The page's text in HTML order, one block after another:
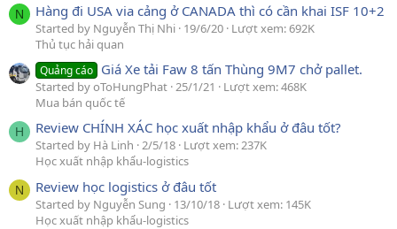
N Hàng đi USA via cảng ở CANADA thì có cần khai ISF 10+2
Started by Nguyễn Thị Nhi 19/6/20 Lượt xem: 692K
Thủ tục hải quan
Quảng cáo Giá Xe tải Faw 8 tấn Thùng 9M7 chở pallet.
Started by oToHungPhat 25/1/21
Lượt xem: 468K
Mua bán quốc tế
H Review CHÍNH XÁC học xuất nhập khẩu ở đâu tốt?
Started by Hà Linh 2/5/18 Lượt xem: 237K
Học xuất nhập khẩu-logistics
N Review học logistics ở đâu tốt
Started by Nguyễn Sung 13/10/18 Lượt xem: 145K
Học xuất nhập khẩu-logistics